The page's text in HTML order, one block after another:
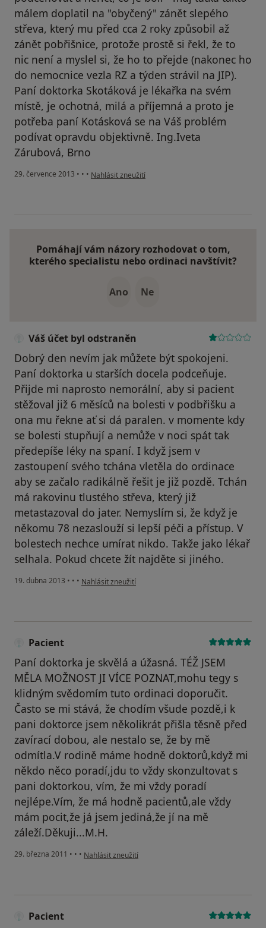
málem doplatil na "obyčený" zánět slepého
střeva, který mu před cca 2 roky způsobil až
zánět pobřišnice, protože prostě si řekl, že to
nic není a myslel si, že ho to přejde (nakonec ho
do nemocnice vezla RZ a týden strávil na JIP).
Paní doktorka Skotáková je lékařka na svém
místě, je ochotná, milá a příjemná a proto je
potřeba paní Kotásková se na Váš problém
podívat opravdu objektivně. Ing.Iveta
Zárubová, Brno
29. července 2013 • • • podle názoru uživatele Váš účet byl odstraněn
Nahlásit zneužití
Pomáhají vám názory rozhodovat o tom,
kterého specialistu nebo ordinaci navštívit?
Ano Ne
Váš účet byl odstraněn
Dobrý den nevím jak můžete být spokojeni.
Paní doktorka u starších docela podceňuje.
Přijde mi naprosto nemorální, aby si pacient
stěžoval již 6 měsíců na bolesti v podbřišku a
ona mu řekne ať si dá paralen. v momente kdy
se bolesti stupňují a nemůže v noci spát tak
předepíše léky na spaní. I když jsem v
zastoupení svého tchána vletěla do ordinace
aby se začalo radikálně řešit je již pozdě. Tchán
má rakovinu tlustého střeva, který již
metastazoval do jater. Nemyslím si, že když je
někomu 78 nezaslouží si lepší péči a přístup. V
bolestech nechce umírat nikdo. Takže jako lékař
selhala. Pokud chcete žít najděte si jiného.
19. dubna 2013 • • • podle názoru uživatele Váš účet byl odstraněn
Nahlásit zneužití
Pacient
Paní doktorka je skvělá a úžasná. TÉŽ JSEM
MĚLA MOŽNOST JI VÍCE POZNAT,mohu tegy s
klidným svědomím tuto ordinaci doporučit.
Často se mi stává, že chodím všude pozdě,i k
pani doktorce jsem několikrát přišla těsně před
zavírací dobou, ale nestalo se, že by mě
odmítla.V rodině máme hodně doktorů,když mi
někdo něco poradí,jdu to vždy skonzultovat s
pani doktorkou, vím, že mi vždy poradí
nejlépe.Vím, že má hodně pacientů,ale vždy
mám pocit,že já jsem jediná,že jí na mě
záleží.Děkuji...M.H.
29. března 2011 • • • podle názoru uživatele Pacient
Nahlásit zneužití
Pacient